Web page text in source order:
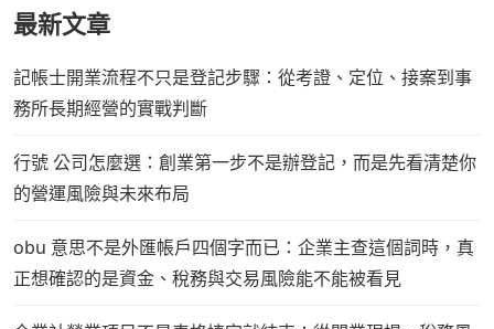
最新文章
記帳士開業流程不只是登記步驟：從考證、定位、接案到事
務所長期經營的實戰判斷
行號 公司怎麼選：創業第一步不是辦登記，而是先看清楚你
的營運風險與未來布局
obu 意思不是外匯帳戶四個字而已：企業主查這個詞時，真
正想確認的是資金、稅務與交易風險能不能被看見